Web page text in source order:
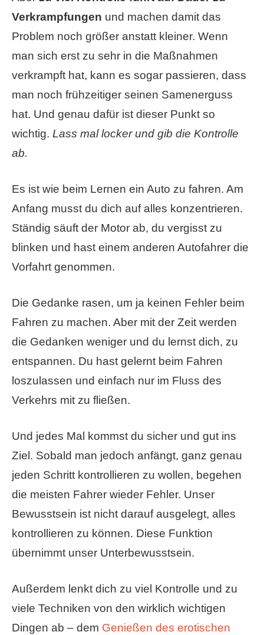
Verkrampfungen und machen damit das
Problem noch größer anstatt kleiner. Wenn
man sich erst zu sehr in die Maßnahmen
verkrampft hat, kann es sogar passieren, dass
man noch frühzeitiger seinen Samenerguss
hat. Und genau dafür ist dieser Punkt so
wichtig. Lass mal locker und gib die Kontrolle
ab.
Es ist wie beim Lernen ein Auto zu fahren. Am
Anfang musst du dich auf alles konzentrieren.
Ständig säuft der Motor ab, du vergisst zu
blinken und hast einem anderen Autofahrer die
Vorfahrt genommen.
Die Gedanke rasen, um ja keinen Fehler beim
Fahren zu machen. Aber mit der Zeit werden
die Gedanken weniger und du lernst dich, zu
entspannen. Du hast gelernt beim Fahren
loszulassen und einfach nur im Fluss des
Verkehrs mit zu fließen.
Und jedes Mal kommst du sicher und gut ins
Ziel. Sobald man jedoch anfängt, ganz genau
jeden Schritt kontrollieren zu wollen, begehen
die meisten Fahrer wieder Fehler. Unser
Bewusstsein ist nicht darauf ausgelegt, alles
kontrollieren zu können. Diese Funktion
übernimmt unser Unterbewusstsein.
Außerdem lenkt dich zu viel Kontrolle und zu
viele Techniken von den wirklich wichtigen
Dingen ab – dem Genießen des erotischen